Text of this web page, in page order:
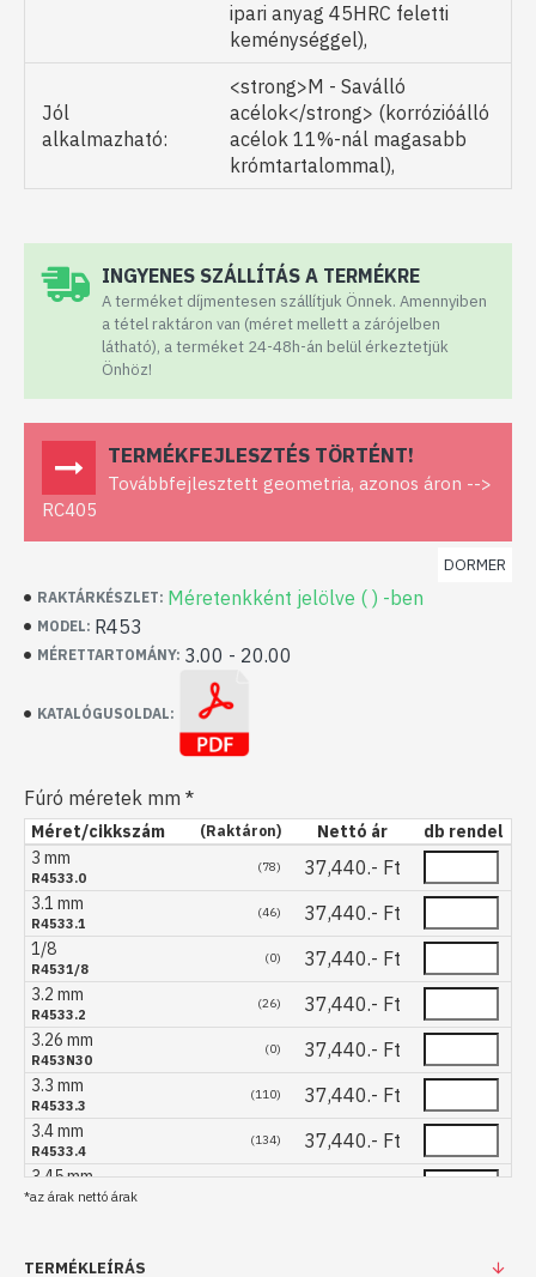
ipari anyag 45HRC feletti
keménységgel),
Jól
alkalmazható:
<strong>M - Saválló
acélok</strong> (korrózióálló
acélok 11%-nál magasabb
krómtartalommal),
INGYENES SZÁLLÍTÁS A TERMÉKRE
A terméket díjmentesen szállítjuk Önnek. Amennyiben
a tétel raktáron van (méret mellett a zárójelben
látható), a terméket 24-48h-án belül érkeztetjük
Önhöz!
TERMÉKFEJLESZTÉS TÖRTÉNT!
Továbbfejlesztett geometria, azonos áron -->
RC405
RAKTÁRKÉSZLET: Méretenkként jelölve ( ) -ben
MODEL: R453
MÉRETTARTOMÁNY: 3.00 - 20.00
KATALÓGUSOLDAL:
DORMER
Fúró méretek mm
Méret/cikkszám (Raktáron) Nettó ár
db rendel
3 mm
R4533.0
(78) 37,440.- Ft
3.1 mm
R4533.1
(46) 37,440.- Ft
1/8
R4531/8
(0) 37,440.- Ft
3.2 mm
R4533.2
(26) 37,440.- Ft
3.26 mm
R453N30
(0) 37,440.- Ft
3.3 mm
R4533.3
(110) 37,440.- Ft
3.4 mm
R4533.4
(134) 37,440.- Ft
3.45 mm
R453N29
3.57 mm
*az árak nettó árak
TERMÉKLEÍRÁS